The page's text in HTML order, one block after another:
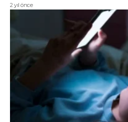
2 yıl önce